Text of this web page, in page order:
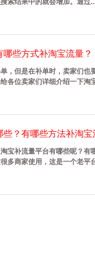
些方式补淘宝流量？
，但是在补单时，卖家们
各位卖家们详细介绍一下淘
？有哪些方法补淘宝
宝补流量平台有哪些呢？
多商家使用，这是一个老平